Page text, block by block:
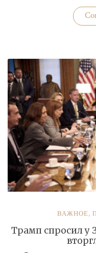
ВАЖНОЕ,
Трамп спросил у